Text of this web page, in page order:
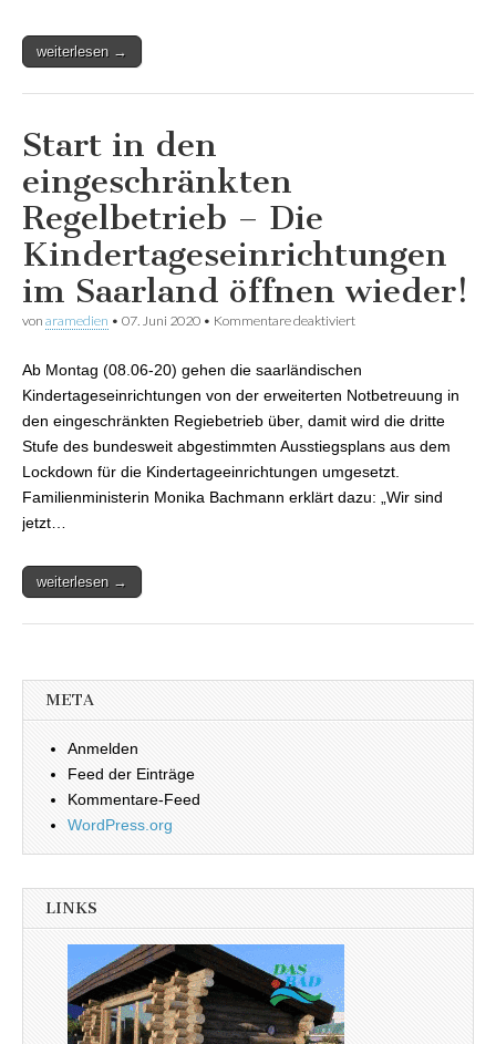
weiterlesen →
Start in den
eingeschränkten
Regelbetrieb – Die
Kindertageseinrichtungen
im Saarland öffnen wieder!
von aramedien • 07. Juni 2020 • Kommentare deaktiviert
im Saarland öffnen
Ab Montag (08.06-20) gehen die saarländischen
Kindertageseinrichtungen von der erweiterten Notbetreuung in
den eingeschränkten Regiebetrieb über, damit wird die dritte
Stufe des bundesweit abgestimmten Ausstiegsplans aus dem
Lockdown für die Kindertageeinrichtungen umgesetzt.
Familienministerin Monika Bachmann erklärt dazu: „Wir sind
jetzt…
weiterlesen →
META
Anmelden
Feed der Einträge
Kommentare-Feed
WordPress.org
LINKS